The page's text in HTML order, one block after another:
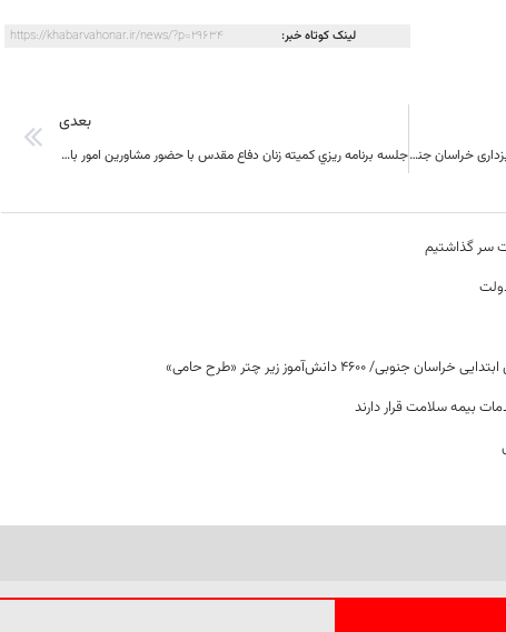
لینک کوتاه خبر: https://khabarvahonar.ir/news/?p=29634
اختصاص ۱۰۴ میلیارد تومان به منابع طبیعی و آبخیزداری خراسان جنوبی
بعدی
جلسه برنامه ریزي کميته زنان دفاع مقدس با حضور مشاورين امور بانوان و خانواده دستگاه هاي اجرايي استان برگزار شد
سر گذاشتیم
دانش‌آموز زیر چتر «طرح حامی»